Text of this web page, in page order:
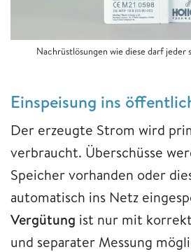
Nachrüstlösungen wie diese darf jeder
Einspeisung ins
Der erzeugte Strom wird
verbraucht. Überschüsse
Speicher vorhanden oder
automatisch ins Netz
Vergütung ist nur mit
und separater Messung